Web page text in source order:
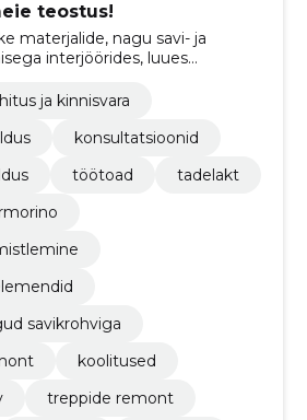
teostus!
materjalide, nagu savi- ja
interjöörides, luues
siseviimistlust.
ja kinnisvara
konsultatsioonid
töötoad
tadelakt
savikrohviga
koolitused
treppide remont